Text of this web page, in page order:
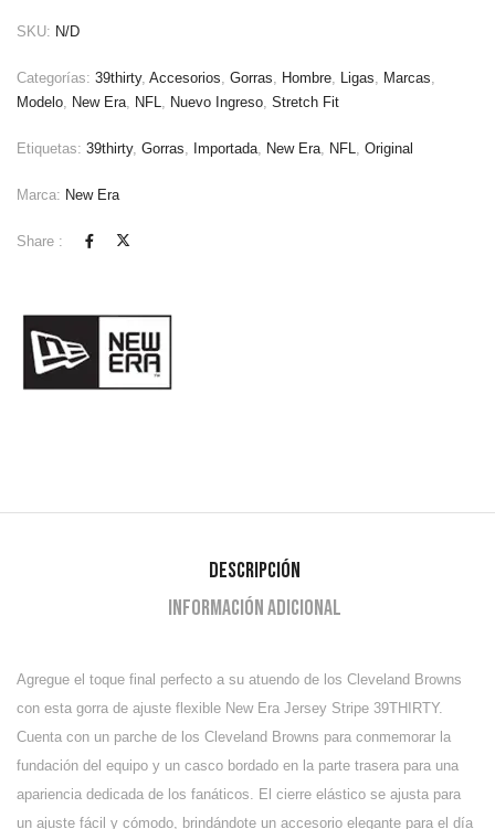
SKU: N/D
Categorías: 39thirty, Accesorios, Gorras, Hombre, Ligas, Marcas,
Modelo, New Era, NFL, Nuevo Ingreso, Stretch Fit
Etiquetas: 39thirty, Gorras, Importada, New Era, NFL, Original
Marca: New Era
Share :
Descripción
Información adicional
Agregue el toque final perfecto a su atuendo de los Cleveland Browns
con esta gorra de ajuste flexible New Era Jersey Stripe 39THIRTY.
Cuenta con un parche de los Cleveland Browns para conmemorar la
fundación del equipo y un casco bordado en la parte trasera para una
apariencia dedicada de los fanáticos. El cierre elástico se ajusta para
un ajuste fácil y cómodo, brindándote un accesorio elegante para el día